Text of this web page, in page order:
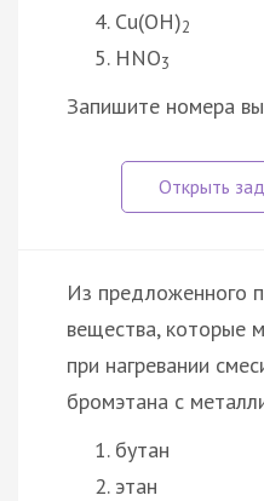
Cu(OH)2
HNO3
Запишите номера
Из предложенного
вещества, которые
при нагревании
бромэтана с
бутан
этан